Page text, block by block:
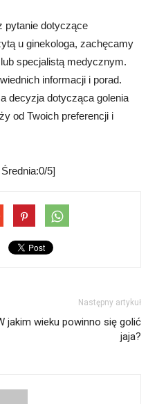
pytanie dotyczące
u ginekologa, zachęcamy
specjalistą medycznym.
informacji i porad.
decyzja dotycząca golenia
od Twoich preferencji i
5]
Następny artykuł
jakim wieku powinno się golić
jaja?